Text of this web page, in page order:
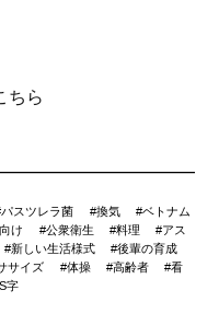
ちら
スツレラ菌 #換気
#ベトナム
け #公衆衛生 #料理
#アス
#新しい生活様式
#後輩の育成
サイズ #体操 #高齢者
#看
字